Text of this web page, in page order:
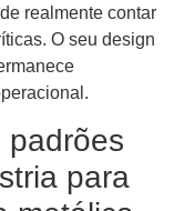
realmente contar
O seu design
padrões
para